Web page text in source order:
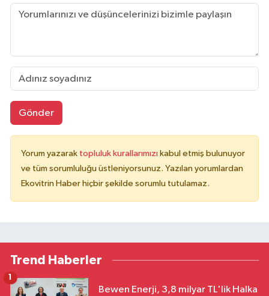
Gönder
Yorum yazarak topluluk kurallarımızı kabul etmiş bulunuyor
ve tüm sorumluluğu üstleniyorsunuz. Yazılan yorumlardan
Ekovitrin Haber hiçbir şekilde sorumlu tutulamaz.
Trend Haberler
Bewen Enerji, 3,8 milyar TL'lik Halka
1